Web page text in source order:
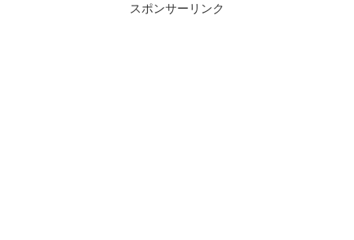
スポンサーリンク